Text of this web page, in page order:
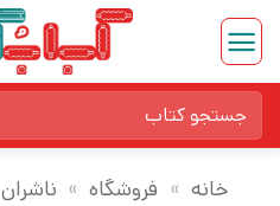
Skip
content
برای:
خانه » فروشگاه » ناشران